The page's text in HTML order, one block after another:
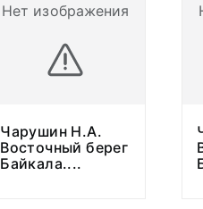
Нет изображения
Чарушин Н.А.
Восточный берег
Байкала....